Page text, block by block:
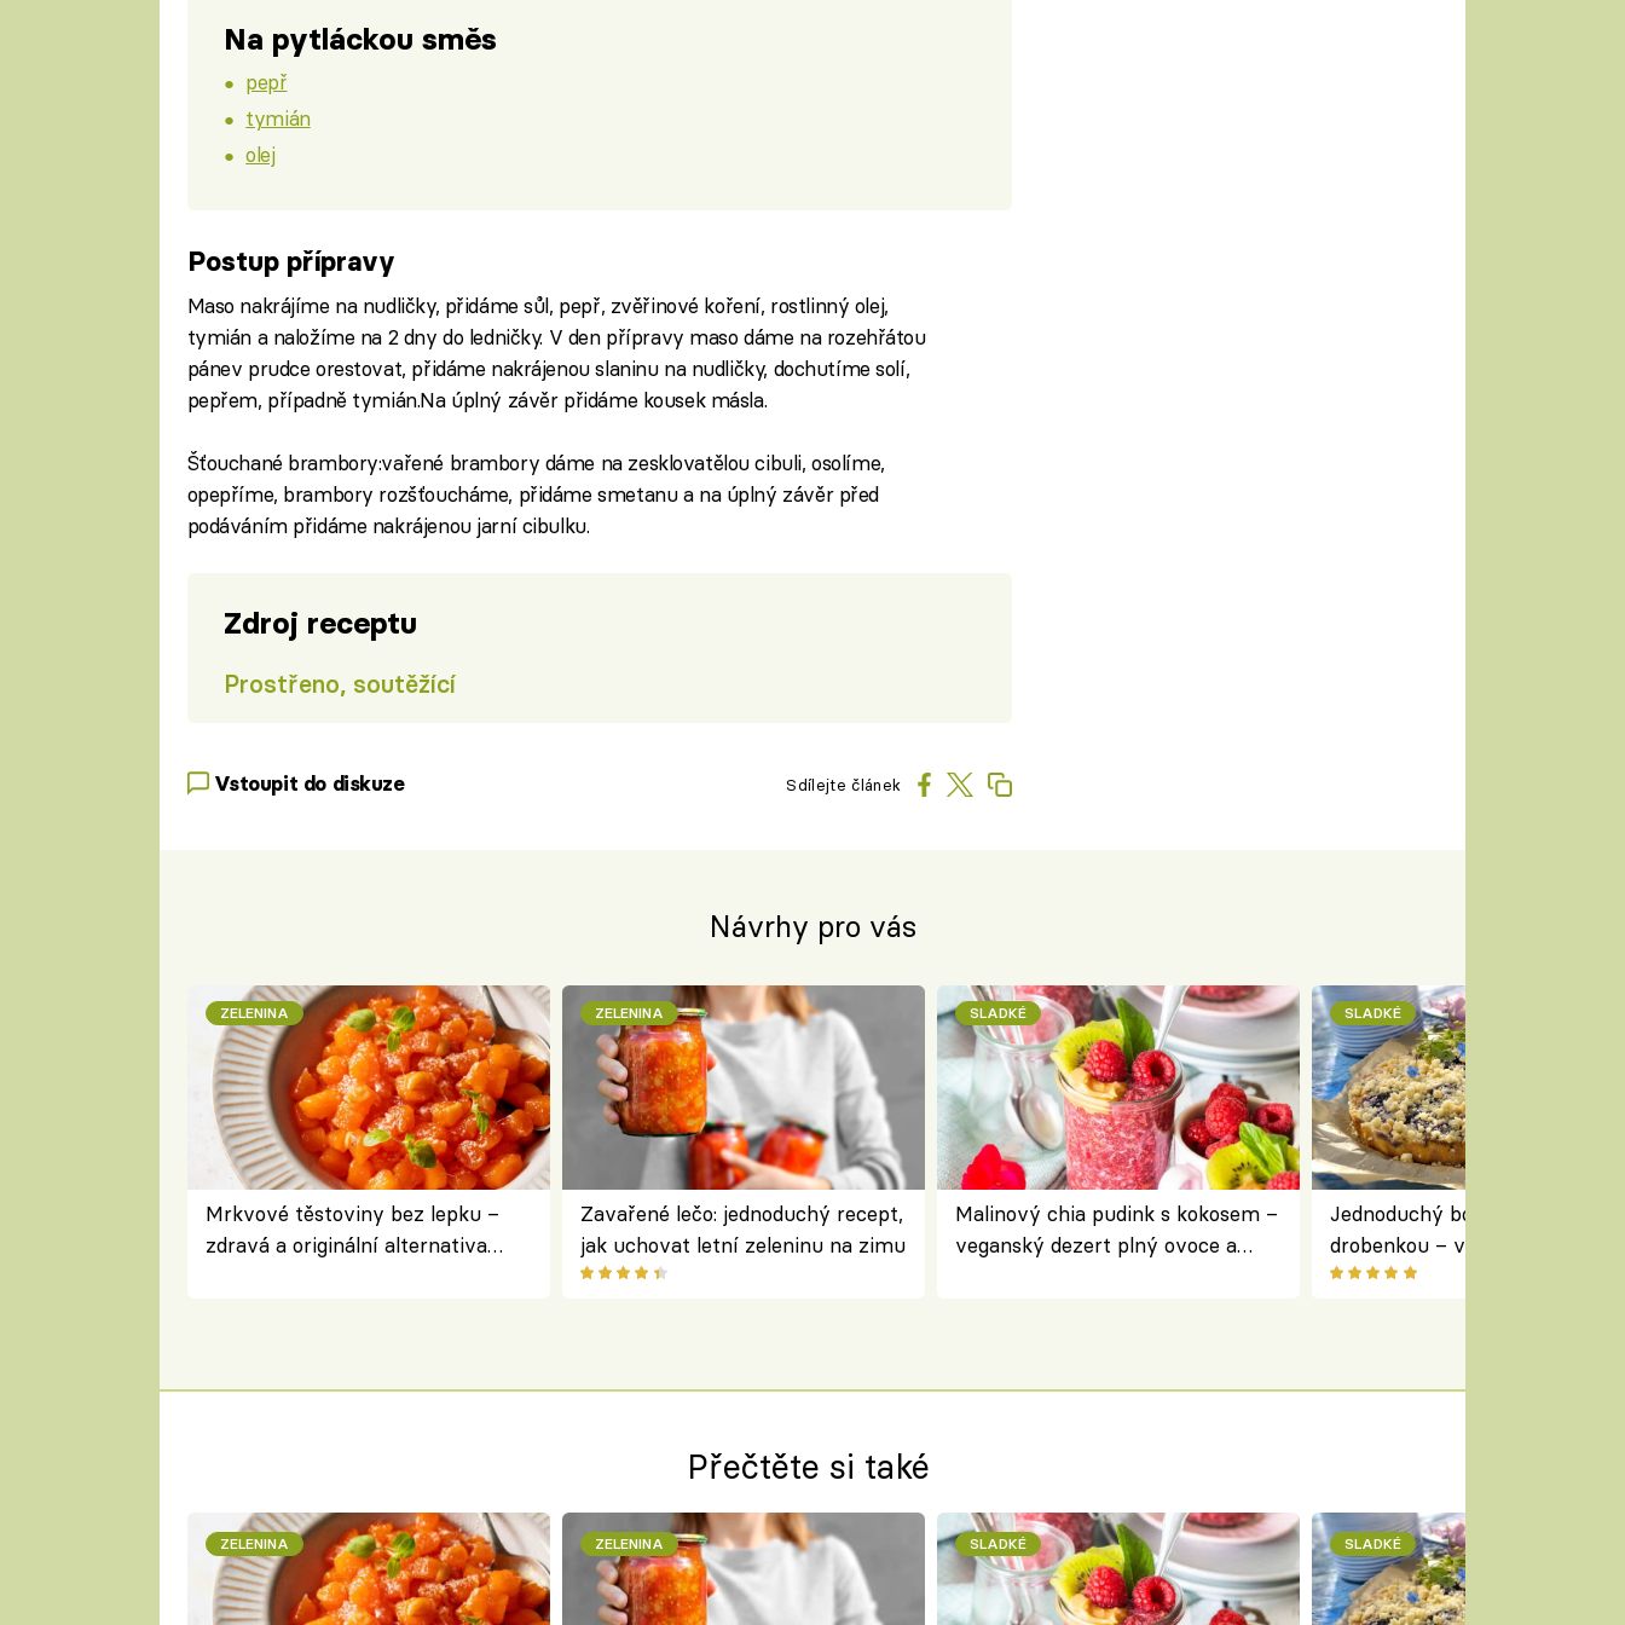
Na pytláckou směs
pepř
tymián
olej
Postup přípravy
Maso nakrájíme na nudličky, přidáme sůl, pepř, zvěřinové koření, rostlinný olej,
tymián a naložíme na 2 dny do ledničky. V den přípravy maso dáme na rozehřátou
pánev prudce orestovat, přidáme nakrájenou slaninu na nudličky, dochutíme solí,
pepřem, případně tymián.Na úplný závěr přidáme kousek másla.
Šťouchané brambory:vařené brambory dáme na zesklovatělou cibuli, osolíme,
opepříme, brambory rozšťoucháme, přidáme smetanu a na úplný závěr před
podáváním přidáme nakrájenou jarní cibulku.
Zdroj receptu
Prostřeno, soutěžící
Vstoupit do diskuze Sdílejte článek
Návrhy pro vás
ZELENINA
Mrkvové těstoviny bez lepku –
zdravá a originální alternativa
ZELENINA
Zavařené lečo: jednoduchý recept,
jak uchovat letní zeleninu na zimu
SLADKÉ
Malinový chia pudink s kokosem –
veganský dezert plný ovoce a
SLADKÉ
Jednoduchý borůvkový koláč s
drobenkou – vláčný moučník
ovoce
Přečtěte si také
ZELENINA ZELENINA SLADKÉ SLADKÉ